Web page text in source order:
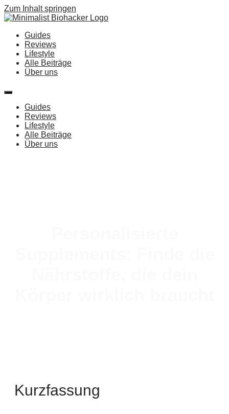
Zum Inhalt springen
Guides
Reviews
Lifestyle
Alle Beiträge
Über uns
Guides
Reviews
Lifestyle
Alle Beiträge
Über uns
Kurzfassung